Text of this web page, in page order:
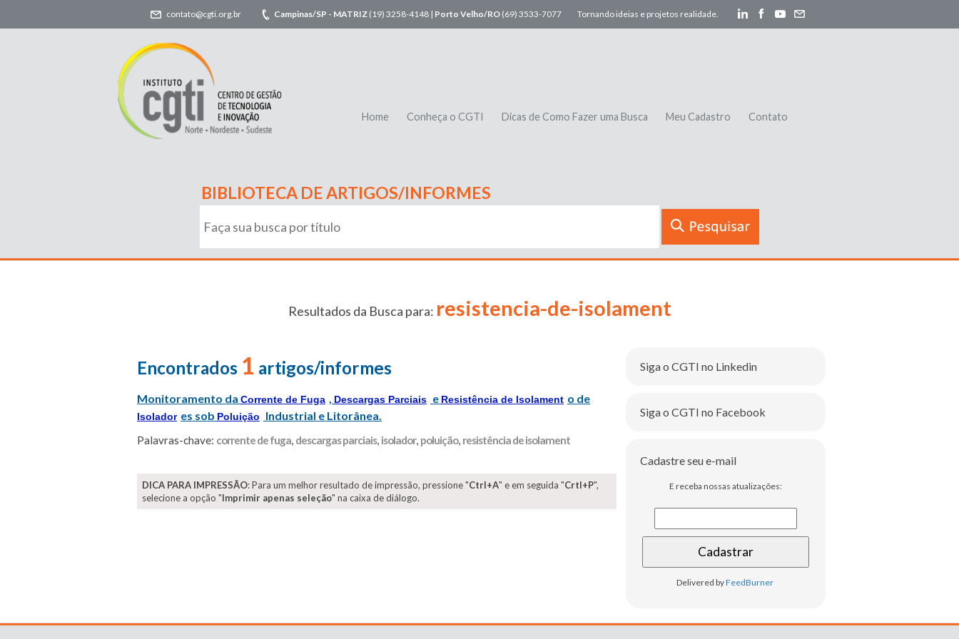
contato@cgti.org.br Campinas/SP - MATRIZ (19) 3258-4148 | Porto Velho/RO (69) 3533-7077 Tornando ideias e projetos realidade.
Home Conheça o CGTI Dicas de Como Fazer uma Busca Meu Cadastro Contato
BIBLIOTECA DE ARTIGOS/INFORMES
Resultados da Busca para: resistencia-de-isolament
Encontrados 1 artigos/informes
Monitoramento da Corrente de Fuga , Descargas Parciais e Resistência de Isolament o de
Isolador es sob Poluição Industrial e Litorânea.
Palavras-chave: corrente de fuga, descargas parciais, isolador, poluição, resistência de isolament
DICA PARA IMPRESSÃO: Para um melhor resultado de impressão, pressione "Ctrl+A" e em seguida "Crtl+P",
selecione a opção "Imprimir apenas seleção" na caixa de diálogo.
Siga o CGTI no Linkedin
Siga o CGTI no Facebook
Cadastre seu e-mail
E receba nossas atualizações:
Delivered byFeedBurner